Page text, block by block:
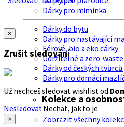
Dárky pro miminka
Dárky do bytu
Dárky pro nastávající
Férové, bio a eko dárky
Udržitelné a zero-
Dárky od českých tvůrců
Dárky pro domácí
Kolekce a
Zobrazit všechny
×
Zrušit sledování
Už nechceš sledovat wishlist od
Nesledovat Nechat, jak to je
×